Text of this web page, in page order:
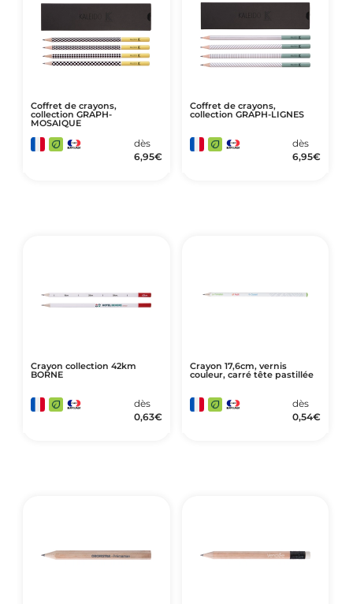
Coffret de crayons,
collection GRAPH-
MOSAIQUE
dès
6,95€
Coffret de crayons,
collection GRAPH-LIGNES
dès
6,95€
Crayon collection 42km
BORNE
dès
0,63€
Crayon 17,6cm, vernis
couleur, carré tête pastillée
dès
0,54€